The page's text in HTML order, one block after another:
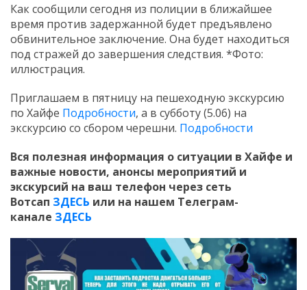
Как сообщили сегодня из полиции в ближайшее
время против задержанной будет предъявлено
обвинительное заключение. Она будет находиться
под стражей до завершения следствия. *Фото:
иллюстрация.
Приглашаем в пятницу на пешеходную экскурсию
по Хайфе Подробности, а в субботу (5.06) на
экскурсию со сбором черешни. Подробности
Вся полезная информация о ситуации в Хайфе и
важные новости, анонсы мероприятий и
экскурсий на ваш телефон через сеть
Вотсап ЗДЕСЬ или на нашем Телеграм-
канале ЗДЕСЬ